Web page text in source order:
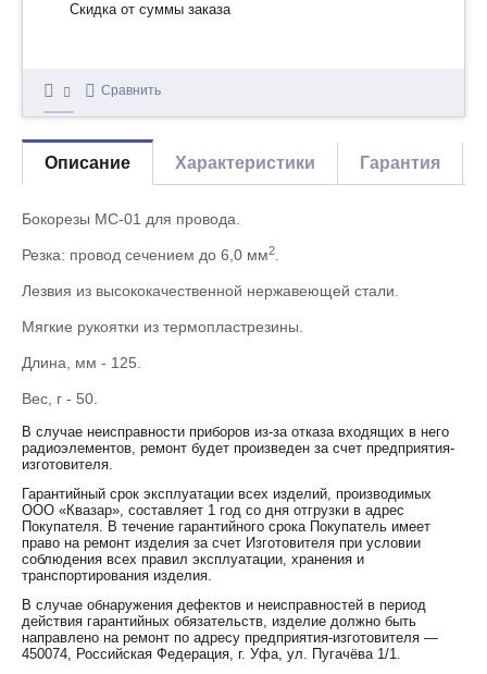
Скидка от суммы заказа
Сравнить
Описание Характеристики Гарантия
Бокорезы МС-01 для провода.
Резка: провод сечением до 6,0 мм2
Лезвия из высококачественной нержавеющей стали.
Мягкие рукоятки из термопластрезины.
Длина, мм - 125.
Вес, г - 50.
В случае неисправности приборов из-за отказа входящих в него
радиоэлементов, ремонт будет произведен за счет предприятия-
изготовителя.
Гарантийный срок эксплуатации всех изделий, производимых
ООО «Квазар», составляет 1 год со дня отгрузки в адрес
Покупателя. В течение гарантийного срока Покупатель имеет
право на ремонт изделия за счет Изготовителя при условии
соблюдения всех правил эксплуатации, хранения и
транспортирования изделия.
В случае обнаружения дефектов и неисправностей в период
действия гарантийных обязательств, изделие должно быть
направлено на ремонт по адресу предприятия-изготовителя —
450074, Российская Федерация, г. Уфа, ул. Пугачёва 1/1.